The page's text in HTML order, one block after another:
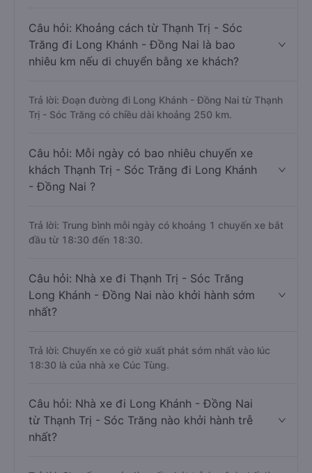
Câu hỏi: Khoảng cách từ Thạnh Trị - Sóc
Trăng đi Long Khánh - Đồng Nai là bao
nhiêu km nếu di chuyển bằng xe khách?
Trả lời: Đoạn đường đi Long Khánh - Đồng Nai từ Thạnh
Trị - Sóc Trăng có chiều dài khoảng 250 km.
Câu hỏi: Mỗi ngày có bao nhiêu chuyến xe
khách Thạnh Trị - Sóc Trăng đi Long Khánh
- Đồng Nai ?
Trả lời: Trung bình mỗi ngày có khoảng 1 chuyến xe bắt
đầu từ 18:30 đến 18:30.
Câu hỏi: Nhà xe đi Thạnh Trị - Sóc Trăng
Long Khánh - Đồng Nai nào khởi hành sớm
nhất?
Trả lời: Chuyến xe có giờ xuất phát sớm nhất vào lúc
18:30 là của nhà xe Cúc Tùng.
Câu hỏi: Nhà xe đi Long Khánh - Đồng Nai
từ Thạnh Trị - Sóc Trăng nào khởi hành trễ
nhất?